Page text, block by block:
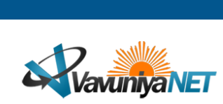
வவுனியா
நெற்